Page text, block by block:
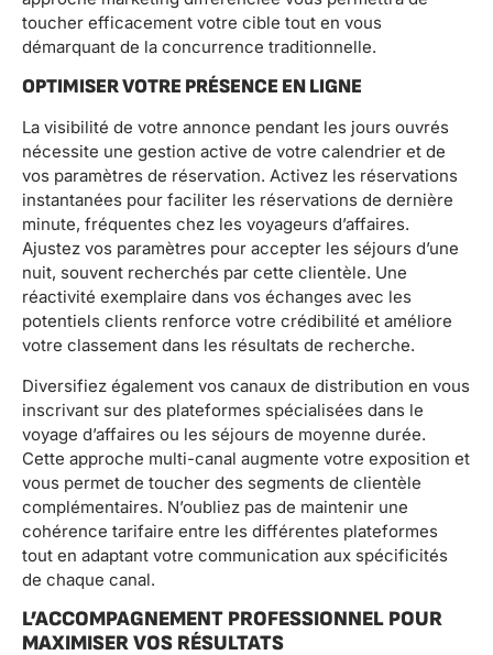
toucher efficacement votre cible tout en vous
démarquant de la concurrence traditionnelle.
OPTIMISER VOTRE PRÉSENCE EN LIGNE
La visibilité de votre annonce pendant les jours ouvrés
nécessite une gestion active de votre calendrier et de
vos paramètres de réservation. Activez les réservations
instantanées pour faciliter les réservations de dernière
minute, fréquentes chez les voyageurs d’affaires.
Ajustez vos paramètres pour accepter les séjours d’une
nuit, souvent recherchés par cette clientèle. Une
réactivité exemplaire dans vos échanges avec les
potentiels clients renforce votre crédibilité et améliore
votre classement dans les résultats de recherche.
Diversifiez également vos canaux de distribution en vous
inscrivant sur des plateformes spécialisées dans le
voyage d’affaires ou les séjours de moyenne durée.
Cette approche multi-canal augmente votre exposition et
vous permet de toucher des segments de clientèle
complémentaires. N’oubliez pas de maintenir une
cohérence tarifaire entre les différentes plateformes
tout en adaptant votre communication aux spécificités
de chaque canal.
L’ACCOMPAGNEMENT PROFESSIONNEL POUR
MAXIMISER VOS RÉSULTATS